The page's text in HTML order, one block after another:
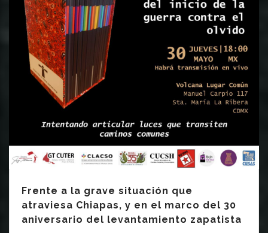
Frente a la grave situación que
atraviesa Chiapas, y en el marco del 30
aniversario del levantamiento zapatista